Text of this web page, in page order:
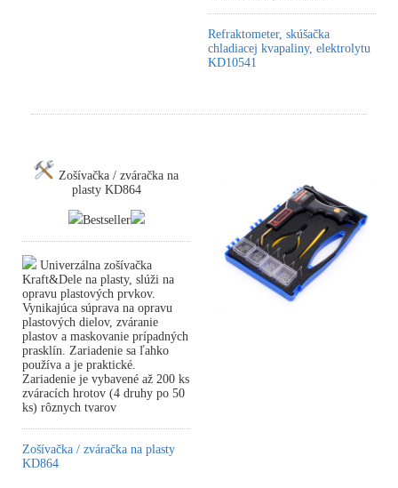
Refraktometer, skúšačka
chladiacej kvapaliny, elektrolytu
KD10541
Zošívačka / zváračka na
plasty KD864
Bestseller
Univerzálna zošívačka
Kraft&Dele na plasty, slúži na
opravu plastových prvkov.
Vynikajúca súprava na opravu
plastových dielov, zváranie
plastov a maskovanie prípadných
prasklín. Zariadenie sa ľahko
používa a je praktické.
Zariadenie je vybavené až 200 ks
zváracích hrotov (4 druhy po 50
ks) rôznych tvarov
Zošívačka / zváračka na plasty
KD864